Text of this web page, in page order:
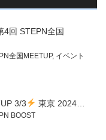
4回 STEPN全国
全国MEETUP, イベント
3/3 東京 2024…
BOOST